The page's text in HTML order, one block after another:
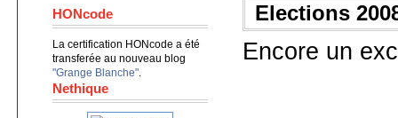
HONcode
La certification HONcode a été
transferée au nouveau blog
"Grange Blanche".
Nethique
Elections
Encore un